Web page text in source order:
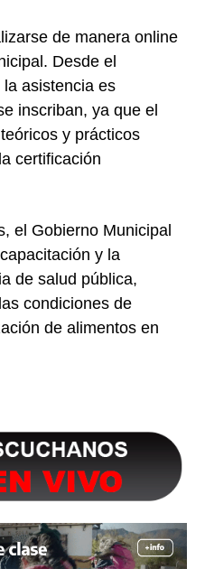
de manera online
Desde el
asistencia es
inscriban, ya que el
y prácticos
certificación
el Gobierno Municipal
y la
de salud pública,
condiciones de
de alimentos en